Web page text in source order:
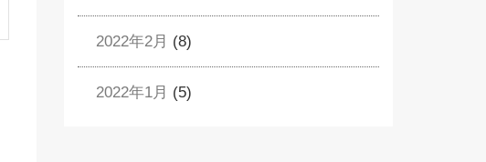
2022年2月 (8)
2022年1月 (5)